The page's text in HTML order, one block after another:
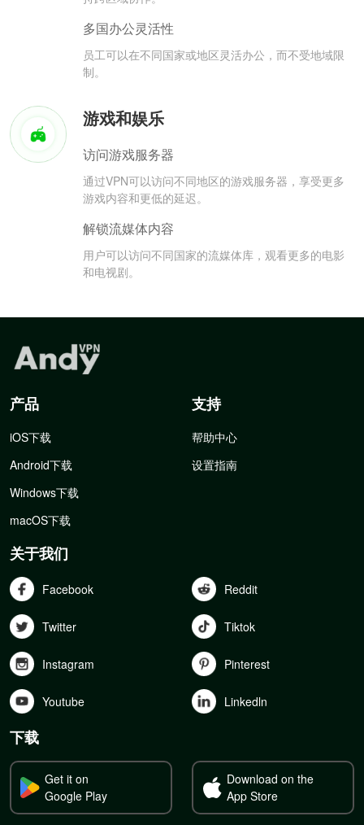
多国办公灵活性
员工可以在不同国家或地区灵活办公，而不受地域限
制。
游戏和娱乐
访问游戏服务器
通过VPN可以访问不同地区的游戏服务器，享受更多
游戏内容和更低的延迟。
解锁流媒体内容
用户可以访问不同国家的流媒体库，观看更多的电影
和电视剧。
产品
iOS下载
Android下载
Windows下载
macOS下载
支持
帮助中心
设置指南
关于我们
Facebook Reddit
Twitter Tiktok
Instagram Pinterest
Youtube Linkedln
下载
Get it on
Google Play
Download on the
App Store